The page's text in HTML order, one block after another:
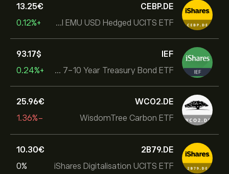
CEBP.DE
iShares VII PLC - iShares MSCI EMU USD Hedged UCITS ETF
13.25‎€‎
+0.12%
IEF
iShares 7-10 Year Treasury Bond ETF
93.17‎$‎
+0.24%
WCO2.DE
WisdomTree Carbon ETF
25.96‎€‎
-1.36%
2B79.DE
iShares Digitalisation UCITS ETF
10.30‎€‎
0%